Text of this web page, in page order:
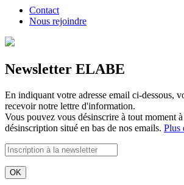
Contact
Nous rejoindre
Newsletter ELABE
En indiquant votre adresse email ci-dessous,
recevoir notre lettre d'information.
Vous pouvez vous désinscrire à tout moment
désinscription situé en bas de nos emails. Plus